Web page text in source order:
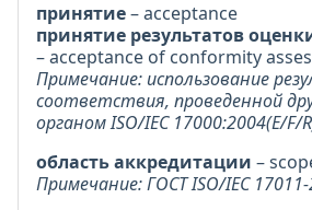
принятие– acceptance
принятие результатов
– acceptance of conformity
Примечание: использование
соответствия, проведенной
органом ISO/IEC 17000:2004(E/F/
область аккредитации –
Примечание: ГОСТ ISO/IEC